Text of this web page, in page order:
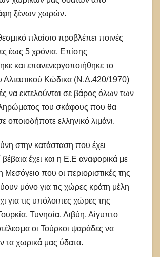
ξένων χωρών.
πλαίσιο προβλέπει ποινές
έως 5 χρόνια. Επίσης
και επανενεργοποιήθηκε το
Αλιευτικού Κώδικα (Ν.Δ.420/1970)
να εκτελούνται σε βάρος όλων των
του σκάφους που θα
οποιοδήποτε ελληνικό λιμάνι.
στην κατάσταση που έχει
έχει και η Ε.Ε αναφορικά με
Μεσόγειο που οι περιοριστικές της
μόνο για τις χώρες κράτη μέλη
για τις υπόλοιπες χώρες της
Τυνησία, Λιβύη, Αίγυπτο
οι Τούρκοι ψαράδες να
τα χωρικά μας ύδατα.